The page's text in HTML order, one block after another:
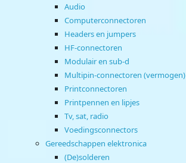
Audio
Computerconnectoren
Headers en jumpers
HF-connectoren
Modulair en sub-d
Multipin-connectoren (vermogen)
Printconnectoren
Printpennen en lipjes
Tv, sat, radio
Voedingsconnectors
Gereedschappen elektronica
(De)solderen